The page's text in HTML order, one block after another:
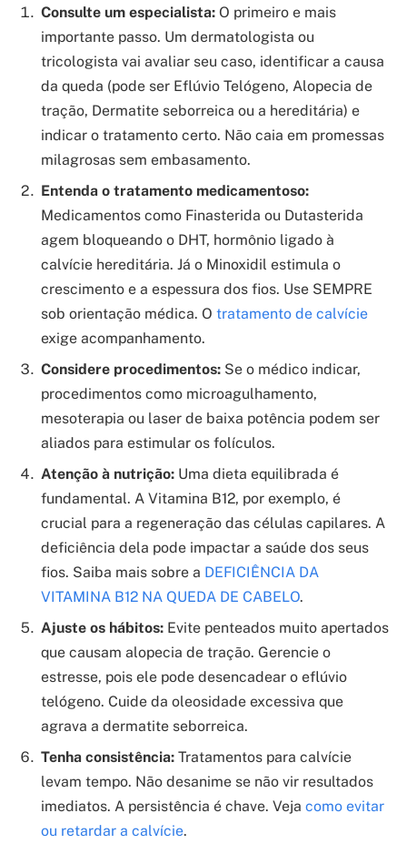
Consulte um especialista: O primeiro e mais
importante passo. Um dermatologista ou
tricologista vai avaliar seu caso, identificar a causa
da queda (pode ser Eflúvio Telógeno, Alopecia de
tração, Dermatite seborreica ou a hereditária) e
indicar o tratamento certo. Não caia em promessas
milagrosas sem embasamento.
Entenda o tratamento medicamentoso:
Medicamentos como Finasterida ou Dutasterida
agem bloqueando o DHT, hormônio ligado à
calvície hereditária. Já o Minoxidil estimula o
crescimento e a espessura dos fios. Use SEMPRE
sob orientação médica. O tratamento de calvície
exige acompanhamento.
Considere procedimentos: Se o médico indicar,
procedimentos como microagulhamento,
mesoterapia ou laser de baixa potência podem ser
aliados para estimular os folículos.
Atenção à nutrição: Uma dieta equilibrada é
fundamental. A Vitamina B12, por exemplo, é
crucial para a regeneração das células capilares. A
deficiência dela pode impactar a saúde dos seus
fios. Saiba mais sobre a DEFICIÊNCIA DA
VITAMINA B12 NA QUEDA DE CABELO.
Ajuste os hábitos: Evite penteados muito apertados
que causam alopecia de tração. Gerencie o
estresse, pois ele pode desencadear o eflúvio
telógeno. Cuide da oleosidade excessiva que
agrava a dermatite seborreica.
Tenha consistência: Tratamentos para calvície
levam tempo. Não desanime se não vir resultados
imediatos. A persistência é chave. Veja como evitar
ou retardar a calvície.